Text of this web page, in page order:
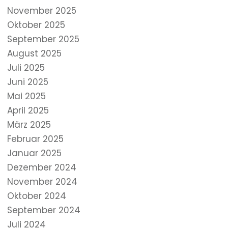
November 2025
Oktober 2025
September 2025
August 2025
Juli 2025
Juni 2025
Mai 2025
April 2025
März 2025
Februar 2025
Januar 2025
Dezember 2024
November 2024
Oktober 2024
September 2024
Juli 2024